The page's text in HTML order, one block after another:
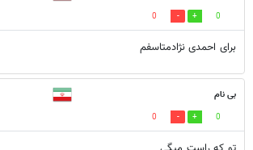
0
0
برای احمدی نژادمتاسفم
بی نام
0
0